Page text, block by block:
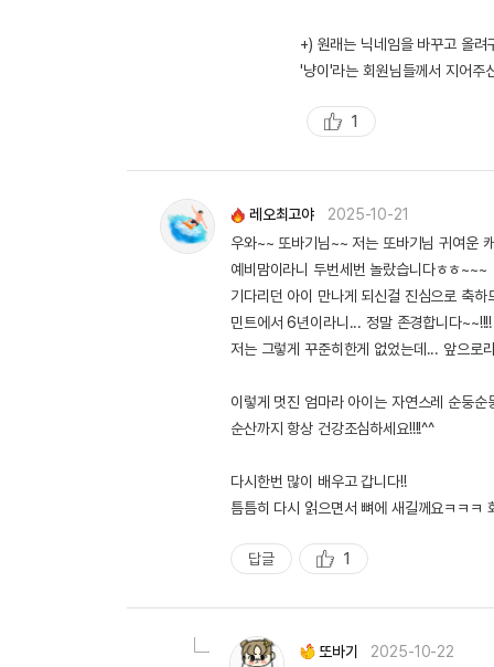
+) 원래는 닉네임을 바꾸고 올려
'냥이'라는 회원님들께서 지어
추
천
1
레오최고야
2025-10-21
우와~~ 또바기님~~ 저는 또바기님 귀여운
예비맘이라니 두번세번 놀랐습니다ㅎㅎ~~~
기다리던 아이 만나게 되신걸 진심으로 축
민트에서 6년이라니... 정말 존경합니다~~!!!!
저는 그렇게 꾸준히한게 없었는데... 앞으로
이렇게 멋진 엄마라 아이는 자연스레 순둥
순산까지 항상 건강조심하세요!!!!^^
다시한번 많이 배우고 갑니다!!
틈틈히 다시 읽으면서 뼈에 새길께요ㅋㅋㅋ
답글
추
천
1
또바기 2025-10-22